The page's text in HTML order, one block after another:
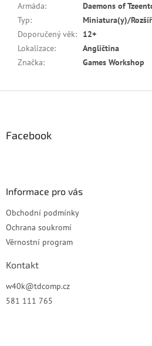
Armáda:
Daemons of
Typ:
Miniatura(y)/
Doporučený věk:
12+
Lokalizace:
Angličtina
Značka: Games Workshop
Facebook
Informace pro vás
Obchodní podmínky
Ochrana soukromí
Věrnostní program
Kontakt
w40k@tdcomp.cz
581 111 765